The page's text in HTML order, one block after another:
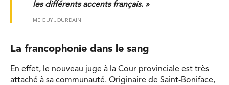
les différents accents français. »
ME GUY JOURDAIN
La francophonie dans le sang
En effet, le nouveau juge à la Cour provinciale est très
attaché à sa communauté. Originaire de Saint-Boniface,